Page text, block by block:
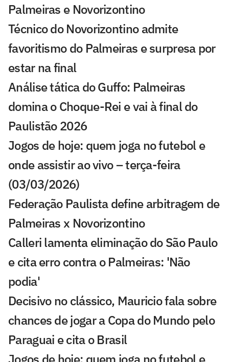
Palmeiras e Novorizontino
Técnico do Novorizontino admite
favoritismo do Palmeiras e surpresa por
estar na final
Análise tática do Guffo: Palmeiras
domina o Choque-Rei e vai à final do
Paulistão 2026
Jogos de hoje: quem joga no futebol e
onde assistir ao vivo – terça-feira
(03/03/2026)
Federação Paulista define arbitragem de
Palmeiras x Novorizontino
Calleri lamenta eliminação do São Paulo
e cita erro contra o Palmeiras: 'Não
podia'
Decisivo no clássico, Mauricio fala sobre
chances de jogar a Copa do Mundo pelo
Paraguai e cita o Brasil